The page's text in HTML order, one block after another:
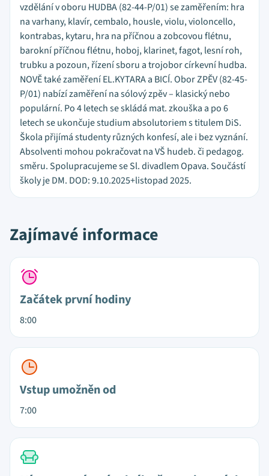
vzdělání v oboru HUDBA (82-44-P/01) se zaměřením: hra
na varhany, klavír, cembalo, housle, violu, violoncello,
kontrabas, kytaru, hra na příčnou a zobcovou flétnu,
barokní příčnou flétnu, hoboj, klarinet, fagot, lesní roh,
trubku a pozoun, řízení sboru a trojobor církevní hudba.
NOVĚ také zaměření EL.KYTARA a BICÍ. Obor ZPĚV (82-45-
P/01) nabízí zaměření na sólový zpěv – klasický nebo
populární. Po 4 letech se skládá mat. zkouška a po 6
letech se ukončuje studium absolutoriem s titulem DiS.
Škola přijímá studenty různých konfesí, ale i bez vyznání.
Absolventi mohou pokračovat na VŠ hudeb. či pedagog.
směru. Spolupracujeme se Sl. divadlem Opava. Součástí
školy je DM. DOD: 9.10.2025+listopad 2025.
Zajímavé informace
Začátek první hodiny
8:00
Vstup umožněn od
7:00